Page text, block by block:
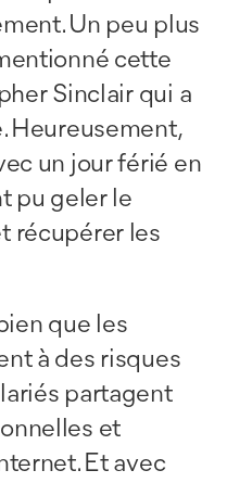
Un peu plus
cette
Sinclair qui a
Heureusement,
un jour férié en
pu geler le
récupérer les
que les
à des risques
partagent
et
Et avec